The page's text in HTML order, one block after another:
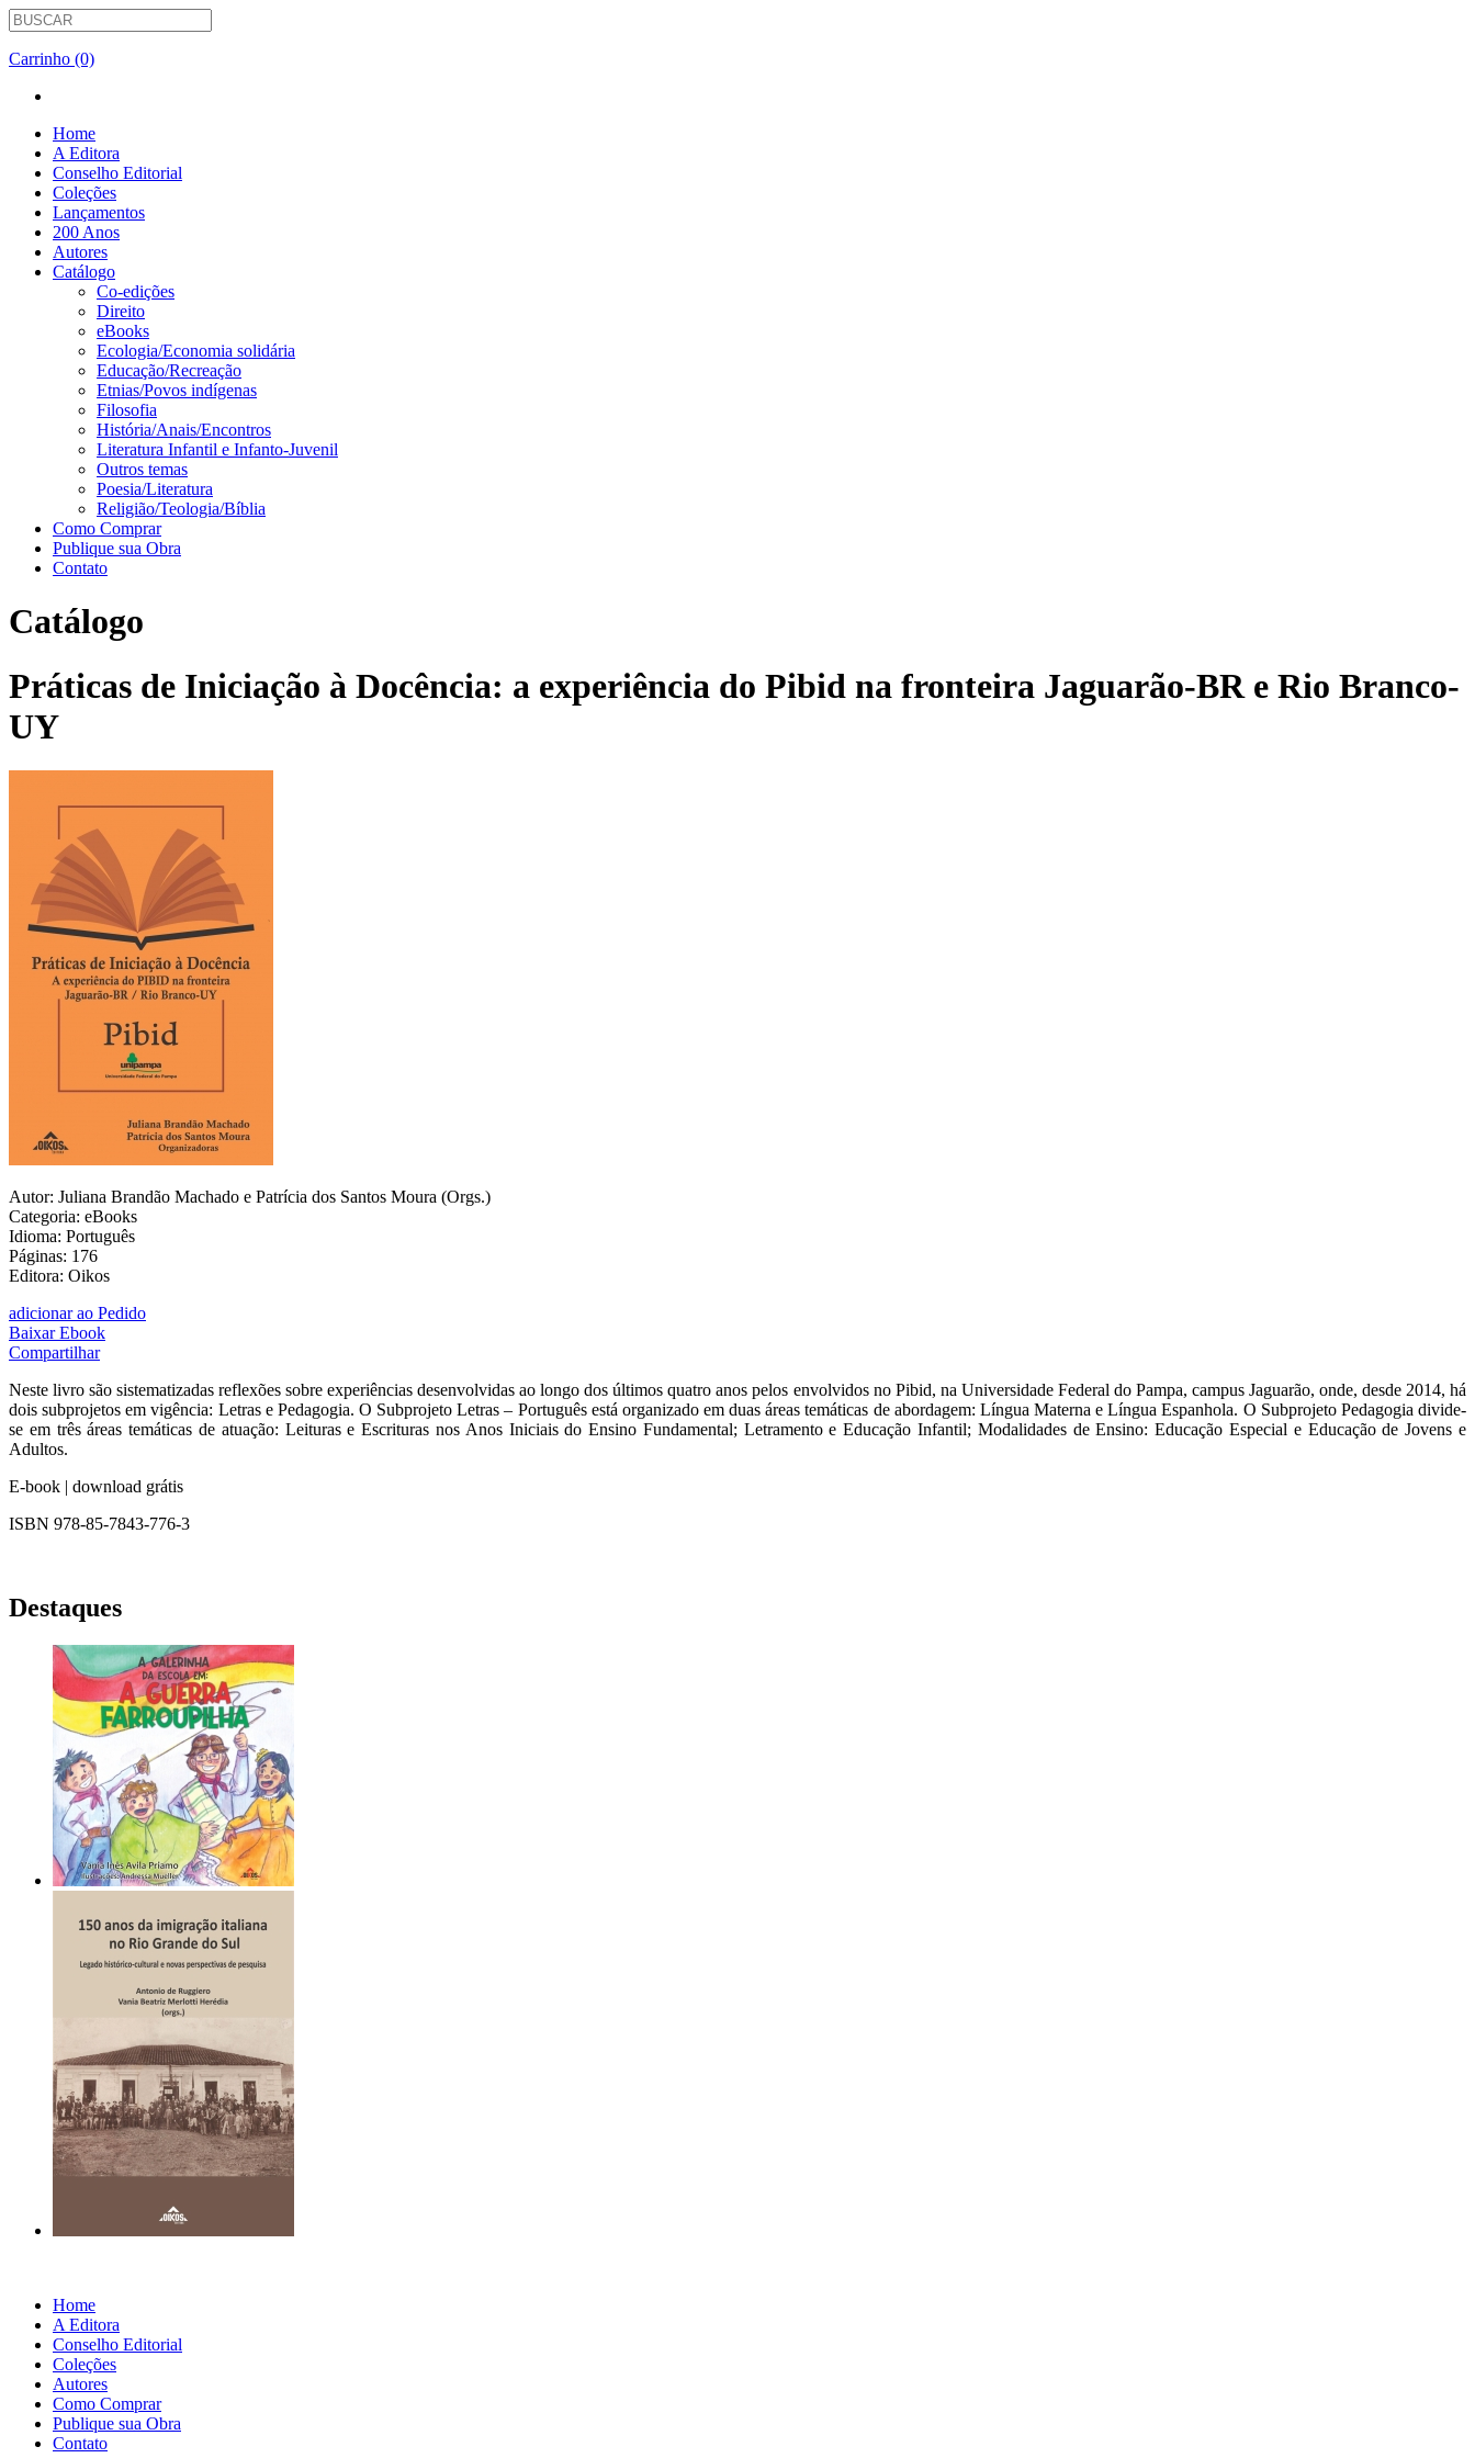
Carrinho (0)
Home
A Editora
Conselho Editorial
Coleções
Lançamentos
200 Anos
Autores
Catálogo
Co-edições
Direito
eBooks
Ecologia/Economia solidária
Educação/Recreação
Etnias/Povos indígenas
Filosofia
História/Anais/Encontros
Literatura Infantil e Infanto-Juvenil
Outros temas
Poesia/Literatura
Religião/Teologia/Bíblia
Como Comprar
Publique sua Obra
Contato
Catálogo
Práticas de Iniciação à Docência: a experiência do Pibid na fronteira Jaguarão-BR e Rio Branco-
UY
Autor: Juliana Brandão Machado e Patrícia dos Santos Moura (Orgs.)
Categoria: eBooks
Idioma: Português
Páginas: 176
Editora: Oikos
adicionar ao Pedido
Baixar Ebook
Compartilhar
Neste livro são sistematizadas reflexões sobre experiências desenvolvidas ao longo dos últimos quatro anos pelos envolvidos no Pibid, na Universidade Federal do Pampa, campus Jaguarão, onde, desde 2014, há
dois subprojetos em vigência: Letras e Pedagogia. O Subprojeto Letras – Português está organizado em duas áreas temáticas de abordagem: Língua Materna e Língua Espanhola. O Subprojeto Pedagogia divide-
se em três áreas temáticas de atuação: Leituras e Escrituras nos Anos Iniciais do Ensino Fundamental; Letramento e Educação Infantil; Modalidades de Ensino: Educação Especial e Educação de Jovens e
Adultos.
E-book | download grátis
ISBN 978-85-7843-776-3
Destaques
Home
A Editora
Conselho Editorial
Coleções
Autores
Como Comprar
Publique sua Obra
Contato